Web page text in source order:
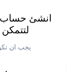
انشئ حساب
يجب ان